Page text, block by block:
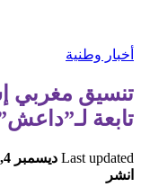
أخبار وطنية
تنسيق مغربي
تابعة
Last updated ديسمبر 4, 2019
انشر